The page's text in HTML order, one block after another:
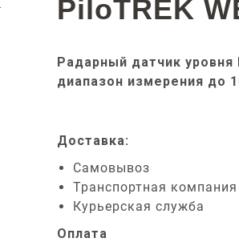
PiloTREK
Радарный датчик уровня
диапазон измерения до
Доставка:
Самовывоз
Транспортная компания
Курьерская служба
Оплата